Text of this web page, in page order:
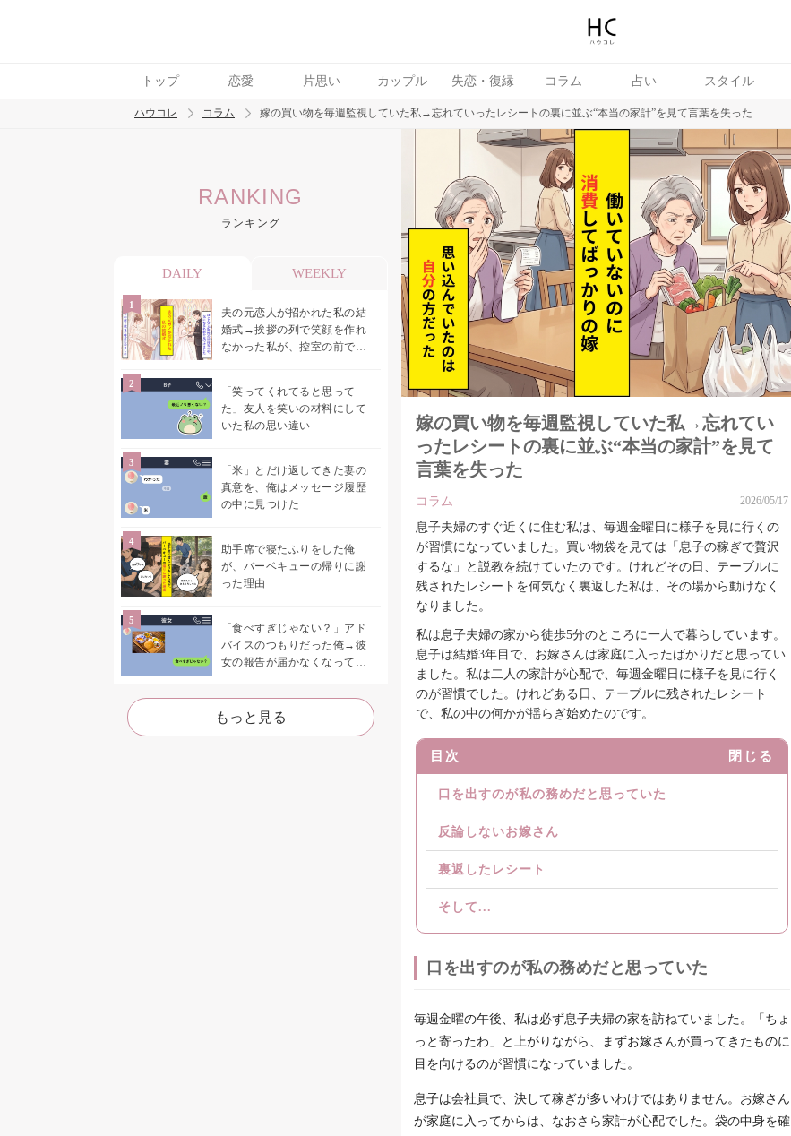
トップ 恋愛 片思い カップル 失恋・復縁 コラム 占い スタイル
トレンド ワード
イイ女
ハウコレ コラム 嫁の買い物を毎週監視していた私→忘れていったレシートの裏に並ぶ“本当の家計”を見て言葉を失った
RANKING
ランキング
DAILY WEEKLY
夫の元恋人が招かれた私の結
婚式→挨拶の列で笑顔を作れ
なかった私が、控室の前で彼
「笑ってくれてると思って
た」友人を笑いの材料にして
いた私の思い違い
「米」とだけ返してきた妻の
真意を、俺はメッセージ履歴
の中に見つけた
助手席で寝たふりをした俺
が、バーベキューの帰りに謝
った理由
「食べすぎじゃない？」アド
バイスのつもりだった俺→彼
女の報告が届かなくなって、
た
もっと見る
嫁の買い物を毎週監視していた私→忘れてい
ったレシートの裏に並ぶ“本当の家計”を見て
言葉を失った
コラム 2026/05/17
息子夫婦のすぐ近くに住む私は、毎週金曜日に様子を見に行くの
が習慣になっていました。買い物袋を見ては「息子の稼ぎで贅沢
するな」と説教を続けていたのです。けれどその日、テーブルに
残されたレシートを何気なく裏返した私は、その場から動けなく
なりました。
私は息子夫婦の家から徒歩5分のところに一人で暮らしています。
息子は結婚3年目で、お嫁さんは家庭に入ったばかりだと思ってい
ました。私は二人の家計が心配で、毎週金曜日に様子を見に行く
のが習慣でした。けれどある日、テーブルに残されたレシート
で、私の中の何かが揺らぎ始めたのです。
目次 閉じる
口を出すのが私の務めだと思っていた
反論しないお嫁さん
裏返したレシート
そして...
口を出すのが私の務めだと思っていた
毎週金曜の午後、私は必ず息子夫婦の家を訪ねていました。「ちょ
っと寄ったわ」と上がりながら、まずお嫁さんが買ってきたものに
目を向けるのが習慣になっていました。
息子は会社員で、決して稼ぎが多いわけではありません。お嫁さん
が家庭に入ってからは、なおさら家計が心配でした。袋の中身を確